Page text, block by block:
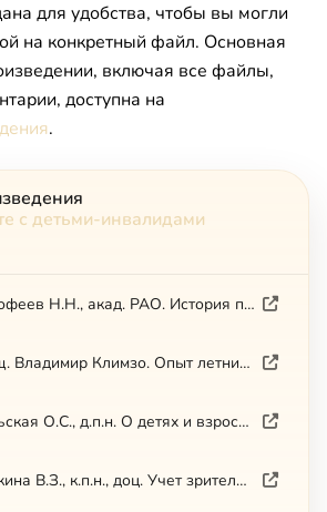
для удобства, чтобы вы могли
на конкретный файл. Основная
включая все файлы,
доступна на
.
с детьми-инвалидами
1-1. Малофеев Н.Н., акад. РАО. История призрения детей-инвалидов (ИКП 2008-11-11)
1-2. Свящ. Владимир Климзо. Опыт летних реабилитационных лагерей (ИКП 2008-11-11)
2. Никольская О.С., д.п.н. О детях и взрослых с аутизмом. Обсуждение (ИКП 2008-12-15)
3. Денискина В.З., к.п.н., доц. Учет зрительных возможностей слепых и слабовидящих прихожан. Обсуждение (ИКП 2009-01-20)